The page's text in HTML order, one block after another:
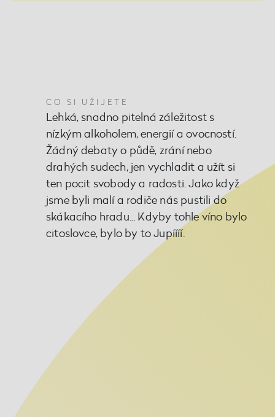
CO SI UŽIJETE
Lehká, snadno pitelná záležitost s
nízkým alkoholem, energií a ovocností.
Žádný debaty o půdě, zrání nebo
drahých sudech, jen vychladit a užít si
ten pocit svobody a radosti. Jako když
jsme byli malí a rodiče nás pustili do
skákacího hradu... Kdyby tohle víno bylo
citoslovce, bylo by to Jupíííí.